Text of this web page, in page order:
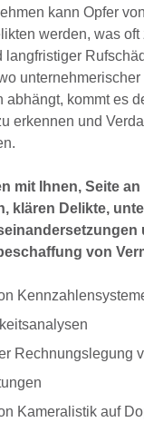
kann Opfer von
werden, was
langfristiger
abhängt, kommt es
erkennen und
mit Ihnen, Seite an
klären Delikte,
von
Rechnungslegung
Kameralistik auf